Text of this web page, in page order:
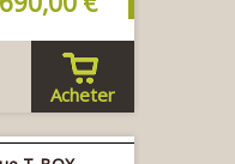
Acheter